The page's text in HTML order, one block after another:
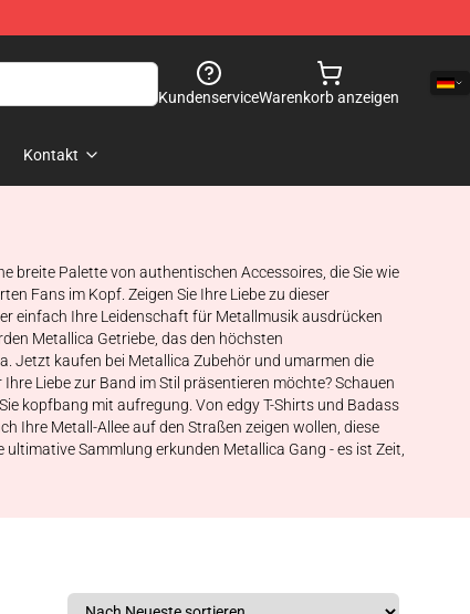
KundenserviceWarenkorb anzeigen
Kontakt
breite Palette von authentischen Accessoires, die Sie wie
Fans im Kopf. Zeigen Sie Ihre Liebe zu dieser
einfach Ihre Leidenschaft für Metallmusik ausdrücken
Metallica Getriebe, das den höchsten
Jetzt kaufen bei Metallica Zubehör und umarmen die
Liebe zur Band im Stil präsentieren möchte? Schauen
kopfbang mit aufregung. Von edgy T-Shirts und Badass
Ihre Metall-Allee auf den Straßen zeigen wollen, diese
Sammlung erkunden Metallica Gang - es ist Zeit,